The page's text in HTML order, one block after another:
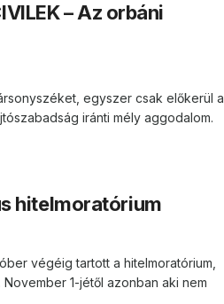
– Az orbáni
egyszer csak előkerül a
iránti mély aggodalom.
hitelmoratórium
végéig tartott a hitelmoratórium,
1-jétől azonban aki nem